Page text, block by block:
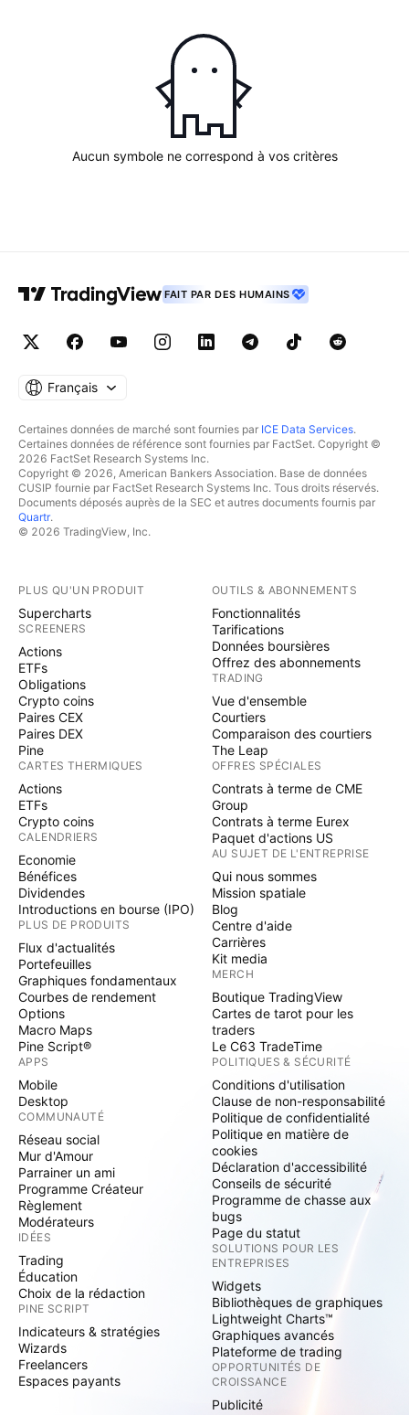
Aucun symbole ne correspond à vos critères
FAIT PAR DES HUMAINS
Français
Certaines données de marché sont fournies par ICE Data Services.
Certaines données de référence sont fournies par FactSet. Copyright ©
2026 FactSet Research Systems Inc.
Copyright © 2026, American Bankers Association. Base de données
CUSIP fournie par FactSet Research Systems Inc. Tous droits réservés.
Documents déposés auprès de la SEC et autres documents fournis par
Quartr.
© 2026 TradingView, Inc.
PLUS QU'UN PRODUIT
Supercharts
SCREENERS
Actions
ETFs
Obligations
Crypto coins
Paires CEX
Paires DEX
Pine
CARTES THERMIQUES
Actions
ETFs
Crypto coins
CALENDRIERS
Economie
Bénéfices
Dividendes
Introductions en bourse (IPO)
PLUS DE PRODUITS
Flux d'actualités
Portefeuilles
Graphiques fondamentaux
Courbes de rendement
Options
Macro Maps
Pine Script®
APPS
Mobile
Desktop
COMMUNAUTÉ
Réseau social
Mur d'Amour
Parrainer un ami
Programme Créateur
Règlement
Modérateurs
IDÉES
Trading
Éducation
Choix de la rédaction
PINE SCRIPT
Indicateurs & stratégies
Wizards
Freelancers
Espaces payants
OUTILS & ABONNEMENTS
Fonctionnalités
Tarifications
Données boursières
Offrez des abonnements
TRADING
Vue d'ensemble
Courtiers
Comparaison des courtiers
The Leap
OFFRES SPÉCIALES
Contrats à terme de CME
Group
Contrats à terme Eurex
Paquet d'actions US
AU SUJET DE L'ENTREPRISE
Qui nous sommes
Mission spatiale
Blog
Centre d'aide
Carrières
Kit media
MERCH
Boutique TradingView
Cartes de tarot pour les
traders
Le C63 TradeTime
POLITIQUES & SÉCURITÉ
Conditions d'utilisation
Clause de non-responsabilité
Politique de confidentialité
Politique en matière de
cookies
Déclaration d'accessibilité
Conseils de sécurité
Programme de chasse aux
bugs
Page du statut
SOLUTIONS POUR LES
ENTREPRISES
Widgets
Bibliothèques de graphiques
Lightweight Charts™
Graphiques avancés
Plateforme de trading
OPPORTUNITÉS DE
CROISSANCE
Publicité